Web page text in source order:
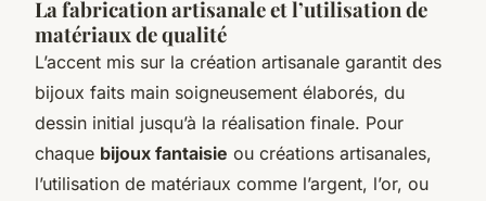
La fabrication artisanale et l’utilisation de
matériaux de qualité
L’accent mis sur la création artisanale garantit des
bijoux faits main soigneusement élaborés, du
dessin initial jusqu’à la réalisation finale. Pour
chaque bijoux fantaisie ou créations artisanales,
l’utilisation de matériaux comme l’argent, l’or, ou